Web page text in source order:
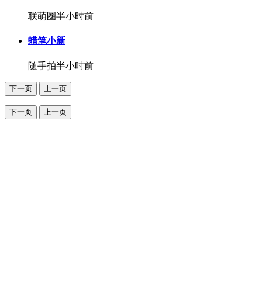
联萌圈半小时前
蜡笔小新
随手拍半小时前
下一页 上一页
下一页 上一页